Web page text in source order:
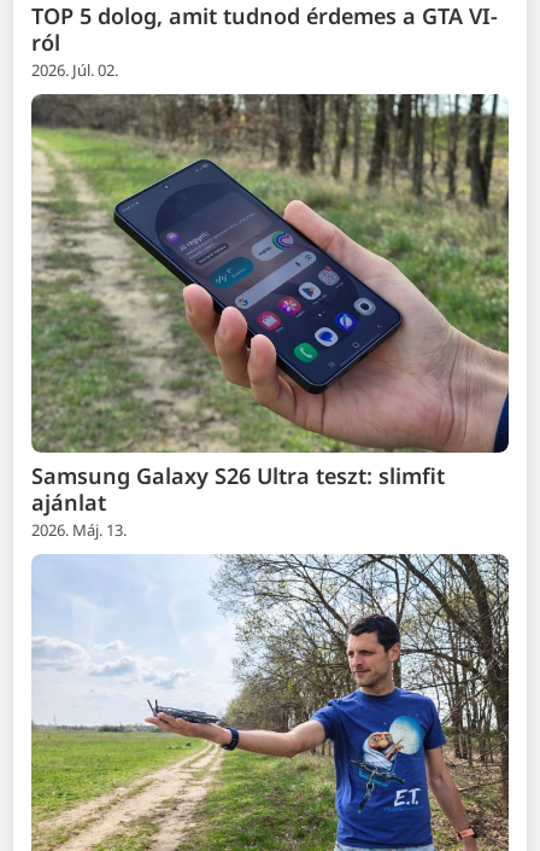
TOP 5 dolog, amit tudnod érdemes a GTA VI-
ról
2026. Júl. 02.
Samsung Galaxy S26 Ultra teszt: slimfit
ajánlat
2026. Máj. 13.